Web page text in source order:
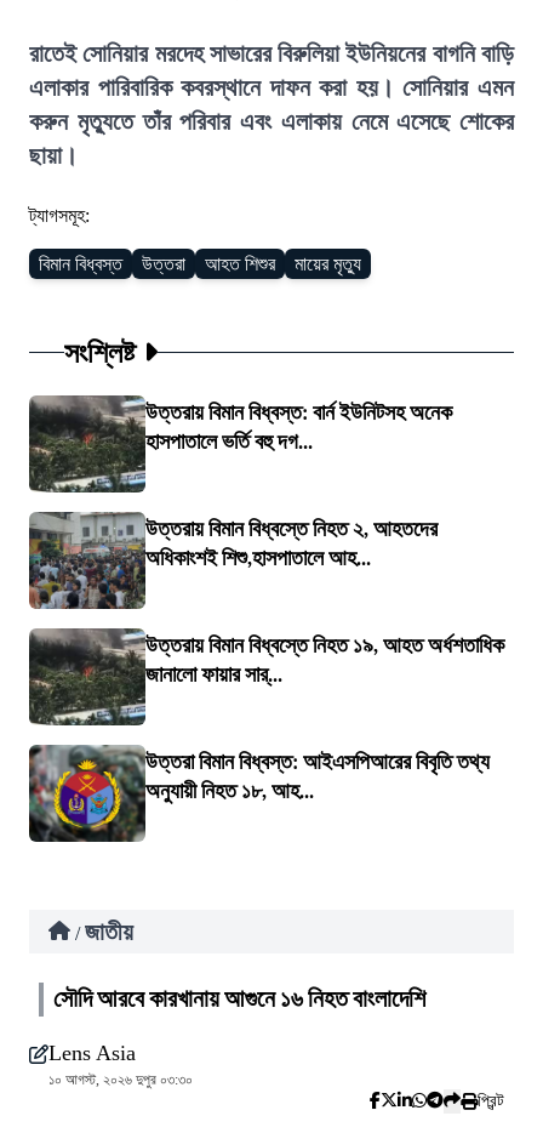
রাতেই সোনিয়ার মরদেহ সাভারের বিরুলিয়া ইউনিয়নের বাগনি বাড়ি
এলাকার পারিবারিক কবরস্থানে দাফন করা হয়। সোনিয়ার এমন
করুন মৃত্যুতে তাঁর পরিবার এবং এলাকায় নেমে এসেছে শোকের
ছায়া।
ট্যাগসমূহ:
বিমান বিধ্বস্ত উত্তরা আহত শিশুর মায়ের মৃত্যু
সংশ্লিষ্ট
উত্তরায় বিমান বিধ্বস্ত: বার্ন ইউনিটসহ অনেক
হাসপাতালে ভর্তি বহু দগ...
উত্তরায় বিমান বিধ্বস্তে নিহত ২, আহতদের
অধিকাংশই শিশু,হাসপাতালে আহ...
উত্তরায় বিমান বিধ্বস্তে নিহত ১৯, আহত অর্ধশতাধিক
জানালো ফায়ার সার্...
উত্তরা বিমান বিধ্বস্ত: আইএসপিআরের বিবৃতি তথ্য
অনুযায়ী নিহত ১৮, আহ...
/ জাতীয়
সৌদি আরবে কারখানায় আগুনে ১৬ নিহত বাংলাদেশি
Lens Asia
১০ আগস্ট, ২০২৬ দুপুর ০৩:৩০
প্রিন্ট